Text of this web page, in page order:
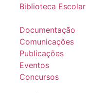
Biblioteca Escolar
Documentação
Comunicações
Publicações
Eventos
Concursos